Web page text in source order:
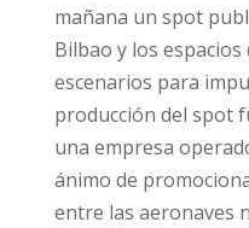
mañana un spot
Bilbao y los espacios
escenarios para
producción del spot
una empresa
ánimo de
entre las aeronaves